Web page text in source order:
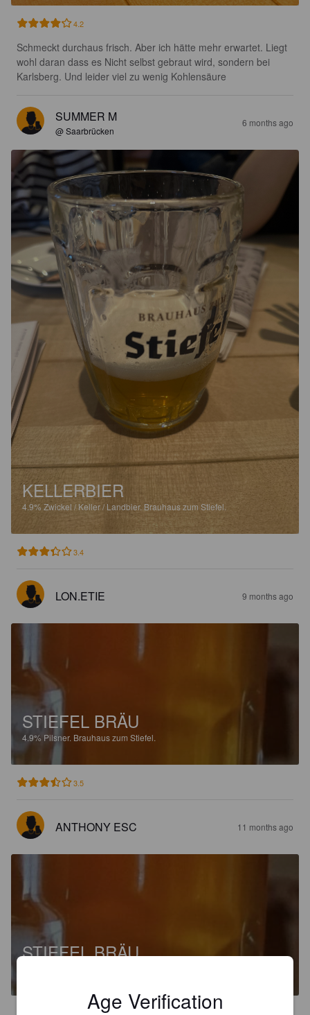
4.2
Schmeckt durchaus frisch. Aber ich hätte mehr erwartet. Liegt
wohl daran dass es Nicht selbst gebraut wird, sondern bei
Karlsberg. Und leider viel zu wenig Kohlensäure
SUMMER M
@ Saarbrücken
6 months ago
KELLERBIER
4.9%Zwickel / Keller / Landbier. Brauhaus zum Stiefel.
3.4
LON.ETIE 9 months ago
STIEFEL BRÄU
4.9% Pilsner. Brauhaus zum Stiefel.
3.5
ANTHONY ESC 11 months ago
STIEFEL BRÄU
Age Verification